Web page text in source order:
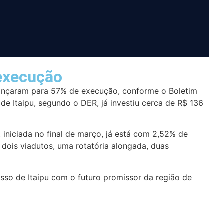
para 57% de execução, conforme o Boletim
Itaipu, segundo o DER, já investiu cerca de R$ 136
no final de março, já está com 2,52% de
viadutos, uma rotatória alongada, duas
de Itaipu com o futuro promissor da região de